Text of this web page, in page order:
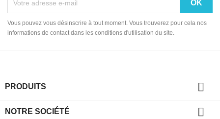
Vous pouvez vous désinscrire à tout moment. Vous trouverez pour cela nos
informations de contact dans les conditions d'utilisation du site.
PRODUITS 
NOTRE SOCIÉTÉ 